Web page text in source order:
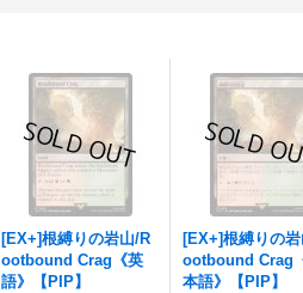
[EX+]根縛りの岩山/R
ootbound Crag《英
語》【PIP】
[EX+]根縛りの
ootbound Crag
本語》【PIP】